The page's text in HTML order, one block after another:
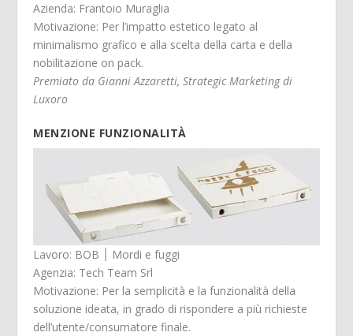
Azienda: Frantoio Muraglia
Motivazione: Per l’impatto estetico legato al
minimalismo grafico e alla scelta della carta e della
nobilitazione on pack.
Premiato da Gianni Azzaretti, Strategic Marketing di
Luxoro
MENZIONE FUNZIONALITÀ
Lavoro: BOB ׀ Mordi e fuggi
Agenzia: Tech Team Srl
Motivazione: Per la semplicità e la funzionalità della
soluzione ideata, in grado di rispondere a più richieste
dell’utente/consumatore finale.